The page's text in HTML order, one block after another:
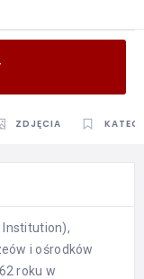
ZDJĘCIA
Institution),
i ośrodków
roku w